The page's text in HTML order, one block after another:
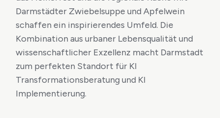
Darmstädter Zwiebelsuppe und Apfelwein
schaffen ein inspirierendes Umfeld. Die
Kombination aus urbaner Lebensqualität und
wissenschaftlicher Exzellenz macht Darmstadt
zum perfekten Standort für KI
Transformationsberatung und KI
Implementierung.